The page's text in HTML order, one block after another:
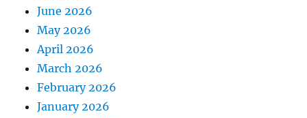
June 2026
May 2026
April 2026
March 2026
February 2026
January 2026